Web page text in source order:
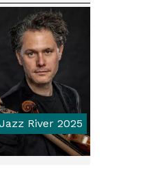
Jazz River 2025